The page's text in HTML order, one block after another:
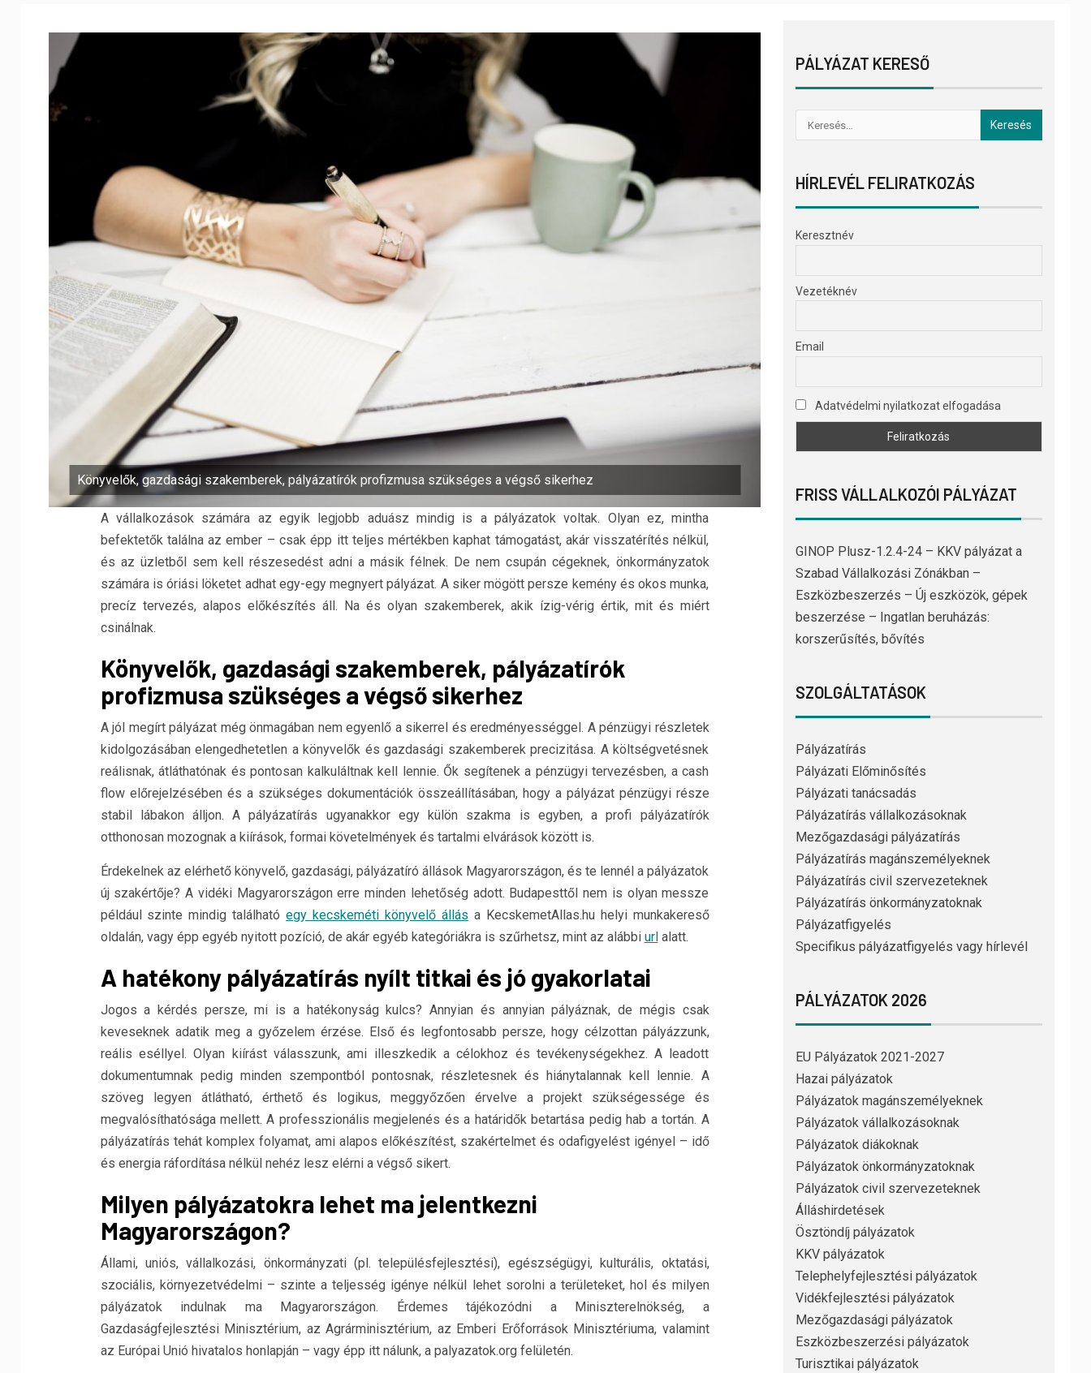
Könyvelők, gazdasági szakemberek, pályázatírók profizmusa szükséges a végső sikerhez
A vállalkozások számára az egyik legjobb aduász mindig is a pályázatok voltak. Olyan ez, mintha
befektetők találna az ember – csak épp itt teljes mértékben kaphat támogatást, akár visszatérítés nélkül,
és az üzletből sem kell részesedést adni a másik félnek. De nem csupán cégeknek, önkormányzatok
számára is óriási löketet adhat egy-egy megnyert pályázat. A siker mögött persze kemény és okos munka,
precíz tervezés, alapos előkészítés áll. Na és olyan szakemberek, akik ízig-vérig értik, mit és miért
csinálnak.
Könyvelők, gazdasági szakemberek, pályázatírók
profizmusa szükséges a végső sikerhez
A jól megírt pályázat még önmagában nem egyenlő a sikerrel és eredményességgel. A pénzügyi részletek
kidolgozásában elengedhetetlen a könyvelők és gazdasági szakemberek precizitása. A költségvetésnek
reálisnak, átláthatónak és pontosan kalkuláltnak kell lennie. Ők segítenek a pénzügyi tervezésben, a cash
flow előrejelzésében és a szükséges dokumentációk összeállításában, hogy a pályázat pénzügyi része
stabil lábakon álljon. A pályázatírás ugyanakkor egy külön szakma is egyben, a profi pályázatírók
otthonosan mozognak a kiírások, formai követelmények és tartalmi elvárások között is.
Érdekelnek az elérhető könyvelő, gazdasági, pályázatíró állások Magyarországon, és te lennél a pályázatok
új szakértője? A vidéki Magyarországon erre minden lehetőség adott. Budapesttől nem is olyan messze
például szinte mindig találhatóegy kecskeméti könyvelő állás a KecskemetAllas.hu helyi munkakereső
oldalán, vagy épp egyéb nyitott pozíció, de akár egyéb kategóriákra is szűrhetsz, mint az alábbi urlalatt.
A hatékony pályázatírás nyílt titkai és jó gyakorlatai
Jogos a kérdés persze, mi is a hatékonyság kulcs? Annyian és annyian pályáznak, de mégis csak
keveseknek adatik meg a győzelem érzése. Első és legfontosabb persze, hogy célzottan pályázzunk,
reális eséllyel. Olyan kiírást válasszunk, ami illeszkedik a célokhoz és tevékenységekhez. A leadott
dokumentumnak pedig minden szempontból pontosnak, részletesnek és hiánytalannak kell lennie. A
szöveg legyen átlátható, érthető és logikus, meggyőzően érvelve a projekt szükségessége és
megvalósíthatósága mellett. A professzionális megjelenés és a határidők betartása pedig hab a tortán. A
pályázatírás tehát komplex folyamat, ami alapos előkészítést, szakértelmet és odafigyelést igényel – idő
és energia ráfordítása nélkül nehéz lesz elérni a végső sikert.
Milyen pályázatokra lehet ma jelentkezni
Magyarországon?
Állami, uniós, vállalkozási, önkormányzati (pl. településfejlesztési), egészségügyi, kulturális, oktatási,
szociális, környezetvédelmi – szinte a teljesség igénye nélkül lehet sorolni a területeket, hol és milyen
pályázatok indulnak ma Magyarországon. Érdemes tájékozódni a Miniszterelnökség, a
Gazdaságfejlesztési Minisztérium, az Agrárminisztérium, az Emberi Erőforrások Minisztériuma, valamint
az Európai Unió hivatalos honlapján – vagy épp itt nálunk, a palyazatok.org felületén.
PÁLYÁZAT KERESŐ
HÍRLEVÉL FELIRATKOZÁS
Keresztnév
Vezetéknév
Email
Adatvédelmi nyilatkozat elfogadása
FRISS VÁLLALKOZÓI PÁLYÁZAT
GINOP Plusz-1.2.4-24 – KKV pályázat a
Szabad Vállalkozási Zónákban –
Eszközbeszerzés – Új eszközök, gépek
beszerzése – Ingatlan beruházás:
korszerűsítés, bővítés
SZOLGÁLTATÁSOK
Pályázatírás
Pályázati Előminősítés
Pályázati tanácsadás
Pályázatírás vállalkozásoknak
Mezőgazdasági pályázatírás
Pályázatírás magánszemélyeknek
Pályázatírás civil szervezeteknek
Pályázatírás önkormányzatoknak
Pályázatfigyelés
Specifikus pályázatfigyelés vagy hírlevél
PÁLYÁZATOK 2026
EU Pályázatok 2021-2027
Hazai pályázatok
Pályázatok magánszemélyeknek
Pályázatok vállalkozásoknak
Pályázatok diákoknak
Pályázatok önkormányzatoknak
Pályázatok civil szervezeteknek
Álláshirdetések
Ösztöndíj pályázatok
KKV pályázatok
Telephelyfejlesztési pályázatok
Vidékfejlesztési pályázatok
Mezőgazdasági pályázatok
Eszközbeszerzési pályázatok
Turisztikai pályázatok